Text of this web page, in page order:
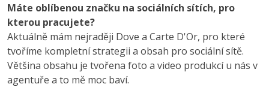
Máte oblíbenou značku na sociálních sítích, pro
kterou pracujete?
Aktuálně mám nejraději Dove a Carte D'Or, pro které
tvoříme kompletní strategii a obsah pro sociální sítě.
Většina obsahu je tvořena foto a video produkcí u nás v
agentuře a to mě moc baví.